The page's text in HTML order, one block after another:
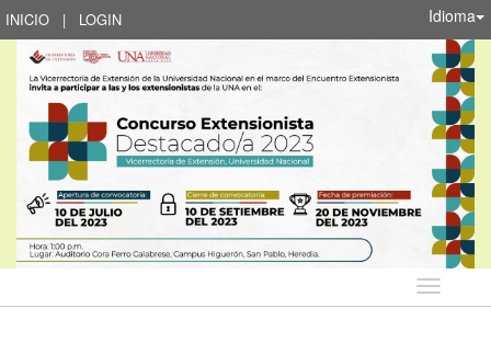
INICIO | LOGIN Idioma
Idioma